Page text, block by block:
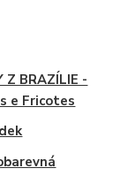
Z BRAZÍLIE -
e Fricotes